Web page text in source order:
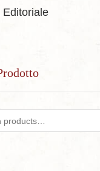
Editoriale